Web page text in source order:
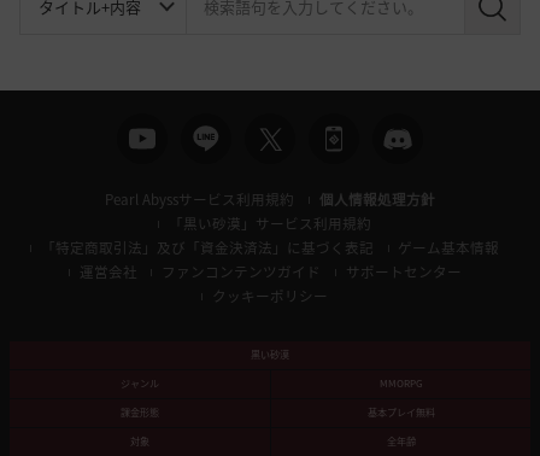
検
Pearl Abyssサービス利用規約
個人情報処理方針
「黒い砂漠」サービス利用規約
「特定商取引法」及び「資金決済法」に基づく表記
ゲーム基本情報
運営会社
ファンコンテンツガイド
サポートセンター
クッキーポリシー
黒い砂漠
ジャンル
MMORPG
課金形態
基本プレイ無料
対象
全年齢